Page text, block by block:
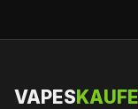
VAPES